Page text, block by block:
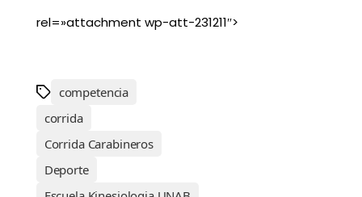
rel=»attachment wp-att-231211″>
competencia
corrida
Corrida Carabineros
Deporte